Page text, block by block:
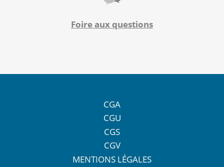
Foire aux questions
CGA
CGU
CGS
CGV
MENTIONS LÉGALES